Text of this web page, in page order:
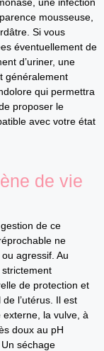
mousseuse,
Si vous
éventuellement de
d’uriner, une
généralement
qui permettra
proposer le
avec votre état
de vie
de ce
ne
agressif. Au
de protection et
l’utérus. Il est
la vulve, à
doux au pH
séchage